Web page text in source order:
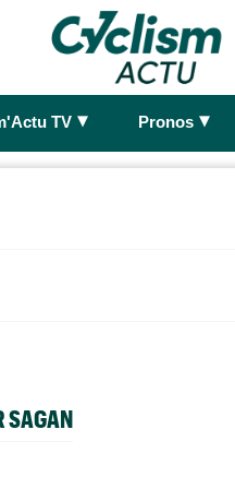
TV ► Pronos ►
SAGAN